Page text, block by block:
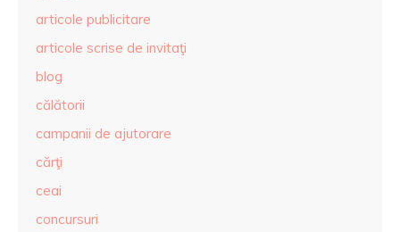
articole publicitare
articole scrise de invitaţi
blog
călătorii
campanii de ajutorare
cărţi
ceai
concursuri